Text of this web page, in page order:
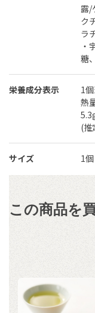
サイズ 1個
露/
ク
ラ
・
糖
栄養成分表示
1
熱
(推
この商品を